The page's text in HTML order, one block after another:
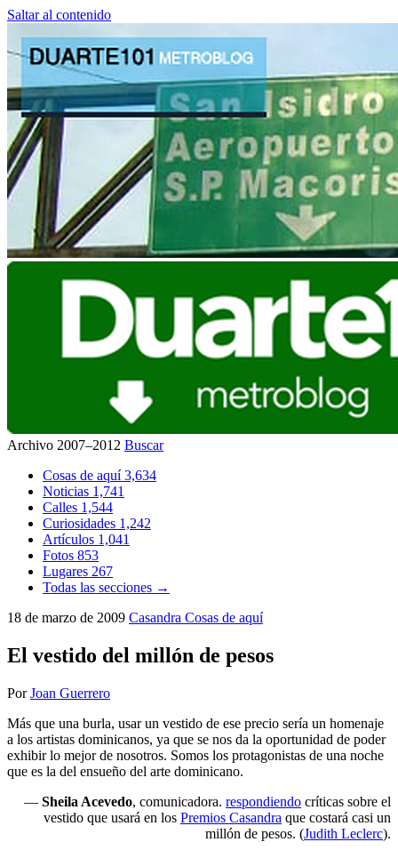
Saltar al contenido
Archivo 2007–2012 Buscar
Cosas de aquí3,634
Noticias 1,741
Calles 1,544
Curiosidades 1,242
Artículos 1,041
Fotos 853
Lugares 267
Todas las secciones →
18 de marzo de 2009 Casandra Cosas de aquí
El vestido del millón de pesos
PorJoan Guerrero
Más que una burla, usar un vestido de ese precio sería un homenaje
a los artistas dominicanos, ya que se nos da la oportunidad de poder
exhibir lo mejor de nosotros. Somos los protagonistas de una noche
que es la del ensueño del arte dominicano.
— Sheila Acevedo, comunicadora. respondiendo críticas sobre el
vestido que usará en los Premios Casandra que costará casi un
millón de pesos. (Judith Leclerc).